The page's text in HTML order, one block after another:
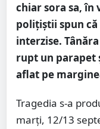
chiar sora sa, în
polițiștii spun
interzise.
rupt un parapet
aflat pe
Tragedia s-a
marți, 12/13